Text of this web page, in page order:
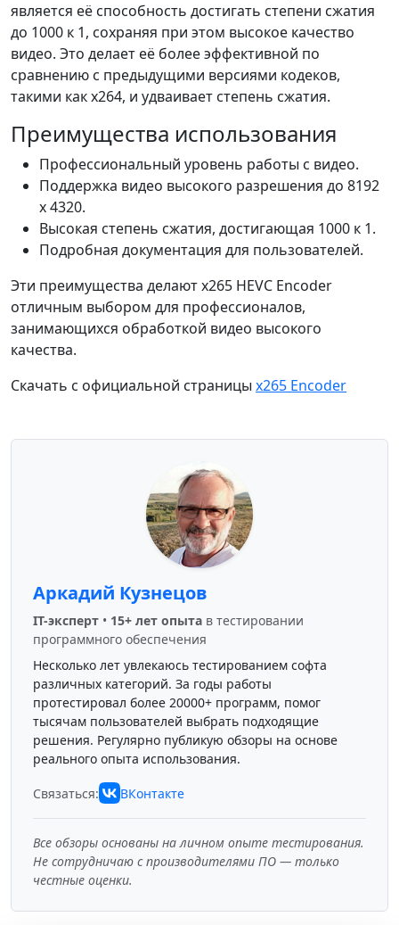
является её способность достигать степени сжатия
до 1000 к 1, сохраняя при этом высокое качество
видео. Это делает её более эффективной по
сравнению с предыдущими версиями кодеков,
такими как x264, и удваивает степень сжатия.
Преимущества использования
Профессиональный уровень работы с видео.
Поддержка видео высокого разрешения до 8192
x 4320.
Высокая степень сжатия, достигающая 1000 к 1.
Подробная документация для пользователей.
Эти преимущества делают x265 HEVC Encoder
отличным выбором для профессионалов,
занимающихся обработкой видео высокого
качества.
Скачать с официальной страницы x265 Encoder
Аркадий Кузнецов
IT-эксперт • 15+ лет опыта в тестировании
программного обеспечения
Несколько лет увлекаюсь тестированием софта
различных категорий. За годы работы
протестировал более 20000+ программ, помог
тысячам пользователей выбрать подходящие
решения. Регулярно публикую обзоры на основе
реального опыта использования.
Связаться: ВКонтакте
Все обзоры основаны на личном опыте тестирования.
Не сотрудничаю с производителями ПО — только
честные оценки.